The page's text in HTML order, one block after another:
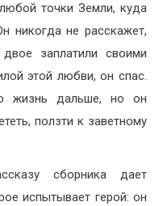
точки Земли, куда
никогда не расскажет,
заплатили своими
этой любви, он спас.
жизнь дальше, но он
ползти к заветному
сборника дает
испытывает герой: он